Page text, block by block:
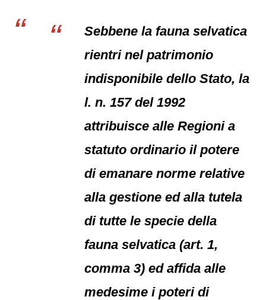
Sebbene la fauna selvatica
rientri nel patrimonio
indisponibile dello Stato, la
l. n. 157 del 1992
attribuisce alle Regioni a
statuto ordinario il potere
di emanare norme relative
alla gestione ed alla tutela
di tutte le specie della
fauna selvatica (art. 1,
comma 3) ed affida alle
medesime i poteri di